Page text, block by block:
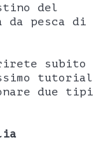
del
da pesca di
subito
tutorial
due tipi